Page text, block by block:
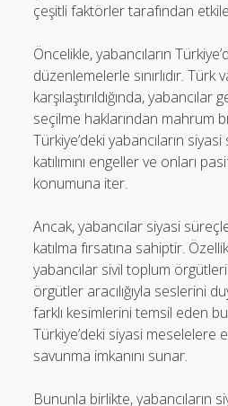
çeşitli faktörler tarafından
Öncelikle, yabancıların
düzenlemelerle sınırlıdır. Türk
karşılaştırıldığında,
seçilme haklarından mahrum
Türkiye’deki yabancıların
katılımını engeller ve onları
konumuna iter.
Ancak, yabancılar siyasi
katılma fırsatına sahiptir.
yabancılar sivil toplum
örgütler aracılığıyla seslerini
farklı kesimlerini temsil eden
Türkiye’deki siyasi meselelere
savunma imkanını sunar.
Bununla birlikte, yabancıların